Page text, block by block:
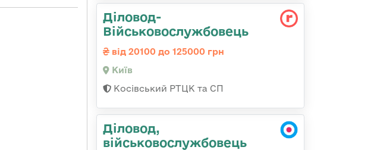
Діловод-
Військовослужбовець
від 20100 до 125000 грн
Київ
Косівський РТЦК та СП
Діловод,
військовослужбовець